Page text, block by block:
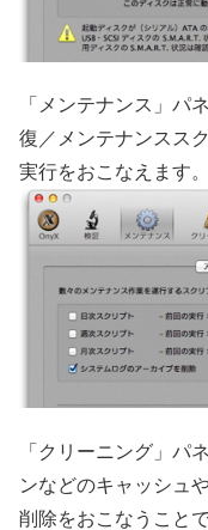
「メンテナンス」パ
復／メンテナンスス
実行をおこなえます。
「クリーニング」パ
ンなどのキャッシュ
削除をおこなうこと